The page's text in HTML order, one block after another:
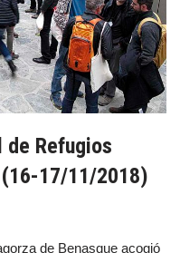
Refugios
17/11/2018)
de Benasque acogió